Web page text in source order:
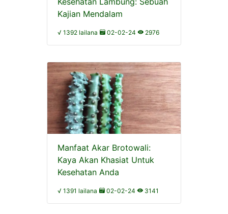
Kajian Mendalam
√ 1392 lailana 02-02-24 2976
Manfaat Akar Brotowali:
Kaya Akan Khasiat Untuk
Kesehatan Anda
√ 1391 lailana 02-02-24 3141